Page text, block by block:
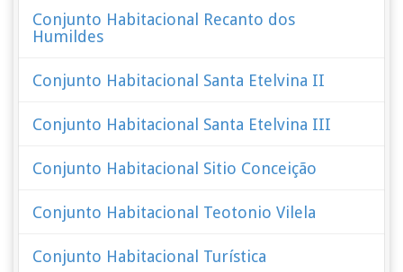
Conjunto Habitacional Recanto dos
Humildes
Conjunto Habitacional Santa Etelvina II
Conjunto Habitacional Santa Etelvina III
Conjunto Habitacional Sitio Conceição
Conjunto Habitacional Teotonio Vilela
Conjunto Habitacional Turística